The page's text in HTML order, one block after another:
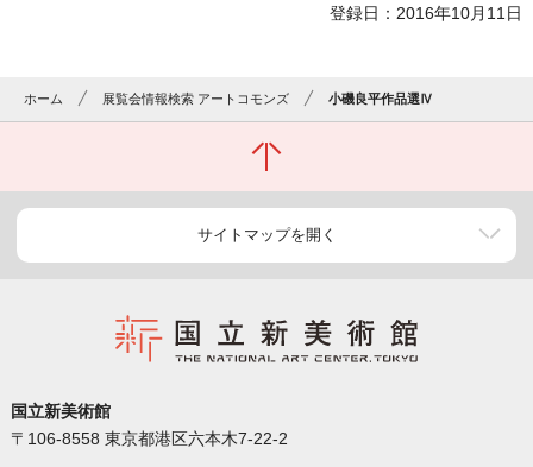
登録日：2016年10月11日
ホーム 展覧会情報検索 アートコモンズ 小磯良平作品選Ⅳ
サイトマップを開く
国立新美術館
〒106-8558 東京都港区六本木7-22-2